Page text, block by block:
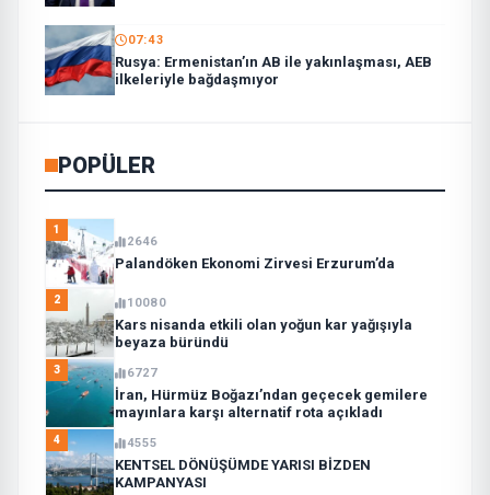
07:43
Rusya: Ermenistan’ın AB ile yakınlaşması, AEB
ilkeleriyle bağdaşmıyor
POPÜLER
1
2646
Palandöken Ekonomi Zirvesi Erzurum’da
2 10080
Kars nisanda etkili olan yoğun kar yağışıyla
beyaza büründü
3 6727
İran, Hürmüz Boğazı’ndan geçecek gemilere
mayınlara karşı alternatif rota açıkladı
4 4555
KENTSEL DÖNÜŞÜMDE YARISI BİZDEN
KAMPANYASI